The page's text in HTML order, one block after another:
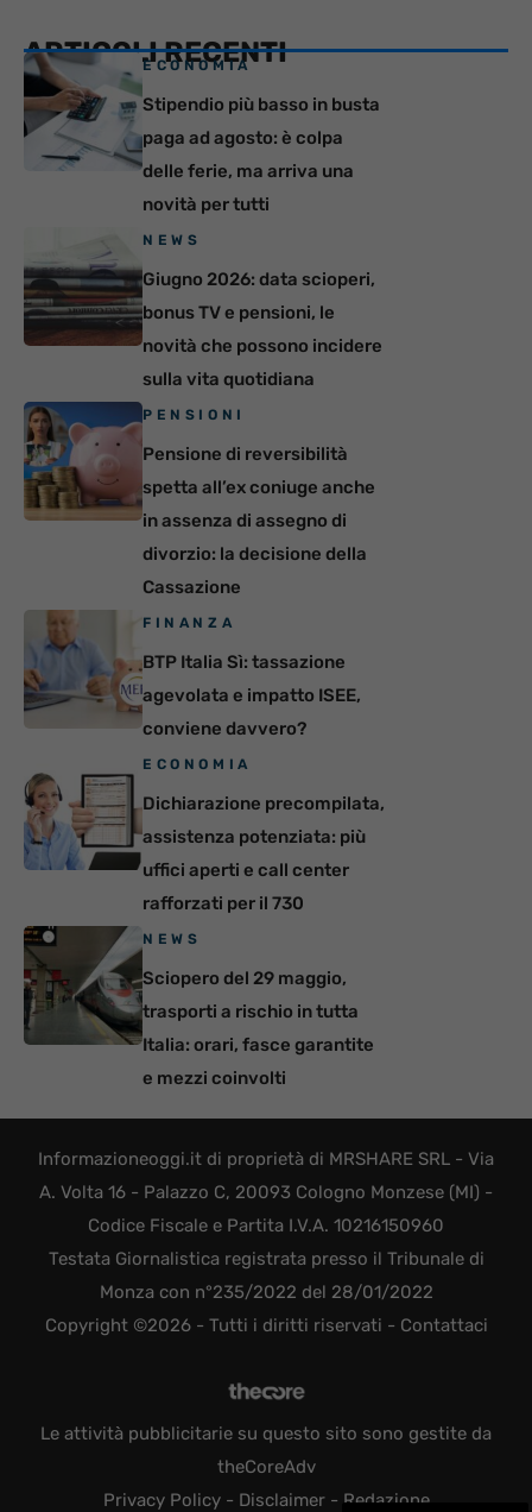
ARTICOLI RECENTI
ECONOMIA
Stipendio più basso in busta
paga ad agosto: è colpa
delle ferie, ma arriva una
novità per tutti
NEWS
Giugno 2026: data scioperi,
bonus TV e pensioni, le
novità che possono incidere
sulla vita quotidiana
PENSIONI
Pensione di reversibilità
spetta all’ex coniuge anche
in assenza di assegno di
divorzio: la decisione della
Cassazione
FINANZA
BTP Italia Sì: tassazione
agevolata e impatto ISEE,
conviene davvero?
ECONOMIA
Dichiarazione precompilata,
assistenza potenziata: più
uffici aperti e call center
rafforzati per il 730
NEWS
Sciopero del 29 maggio,
trasporti a rischio in tutta
Italia: orari, fasce garantite
e mezzi coinvolti
Informazioneoggi.it di proprietà di MRSHARE SRL - Via
A. Volta 16 - Palazzo C, 20093 Cologno Monzese (MI) -
Codice Fiscale e Partita I.V.A. 10216150960
Testata Giornalistica registrata presso il Tribunale di
Monza con n°235/2022 del 28/01/2022
Copyright ©2026 - Tutti i diritti riservati - Contattaci
Le attività pubblicitarie su questo sito sono gestite da
theCoreAdv
Privacy Policy- Disclaimer- Redazione